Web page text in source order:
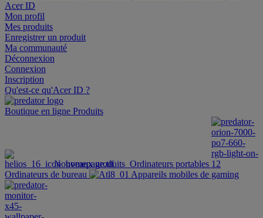
Acer ID
Mon profil
Mes produits
Enregistrer un produit
Ma communauté
Déconnexion
Connexion
Inscription
Qu'est-ce qu'Acer ID ?
Boutique en ligne Produits
Nouveaux produits Ordinateurs portables
Ordinateurs de bureau
Appareils mobiles de gaming